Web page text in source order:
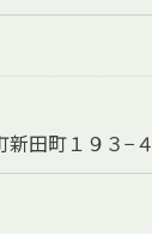
新田町１９３−４